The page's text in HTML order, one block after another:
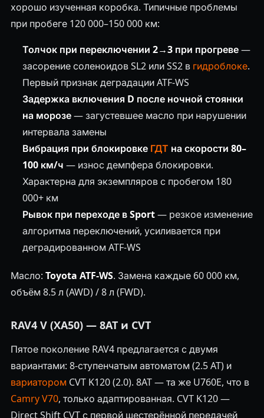
хорошо изученная коробка. Типичные проблемы
при пробеге 120 000–150 000 км:
Толчок при переключении 2→3 при прогреве—
засорение соленоидов SL2 или SS2 в гидроблоке.
Первый признак деградации ATF-WS
Задержка включения D после ночной стоянки
на морозе— загустевшее масло при нарушении
интервала замены
Вибрация при блокировке ГДТ на скорости 80–
100 км/ч — износ демпфера блокировки.
Характерна для экземпляров с пробегом 180
000+ км
Рывок при переходе в Sport— резкое изменение
алгоритма переключений, усиливается при
деградированном ATF-WS
Масло: Toyota ATF-WS. Замена каждые 60 000 км,
объём 8.5 л (AWD) / 8 л (FWD).
RAV4 V (XA50) — 8AT и CVT
Пятое поколение RAV4 предлагается с двумя
вариантами: 8-ступенчатым автоматом (2.5 AT) и
вариатором CVT K120 (2.0). 8AT — та же U760E, что в
Camry V70, только адаптированная. CVT K120 —
Direct Shift CVT с первой шестерённой передачей